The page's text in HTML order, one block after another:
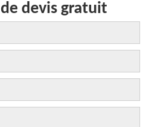
devis gratuit